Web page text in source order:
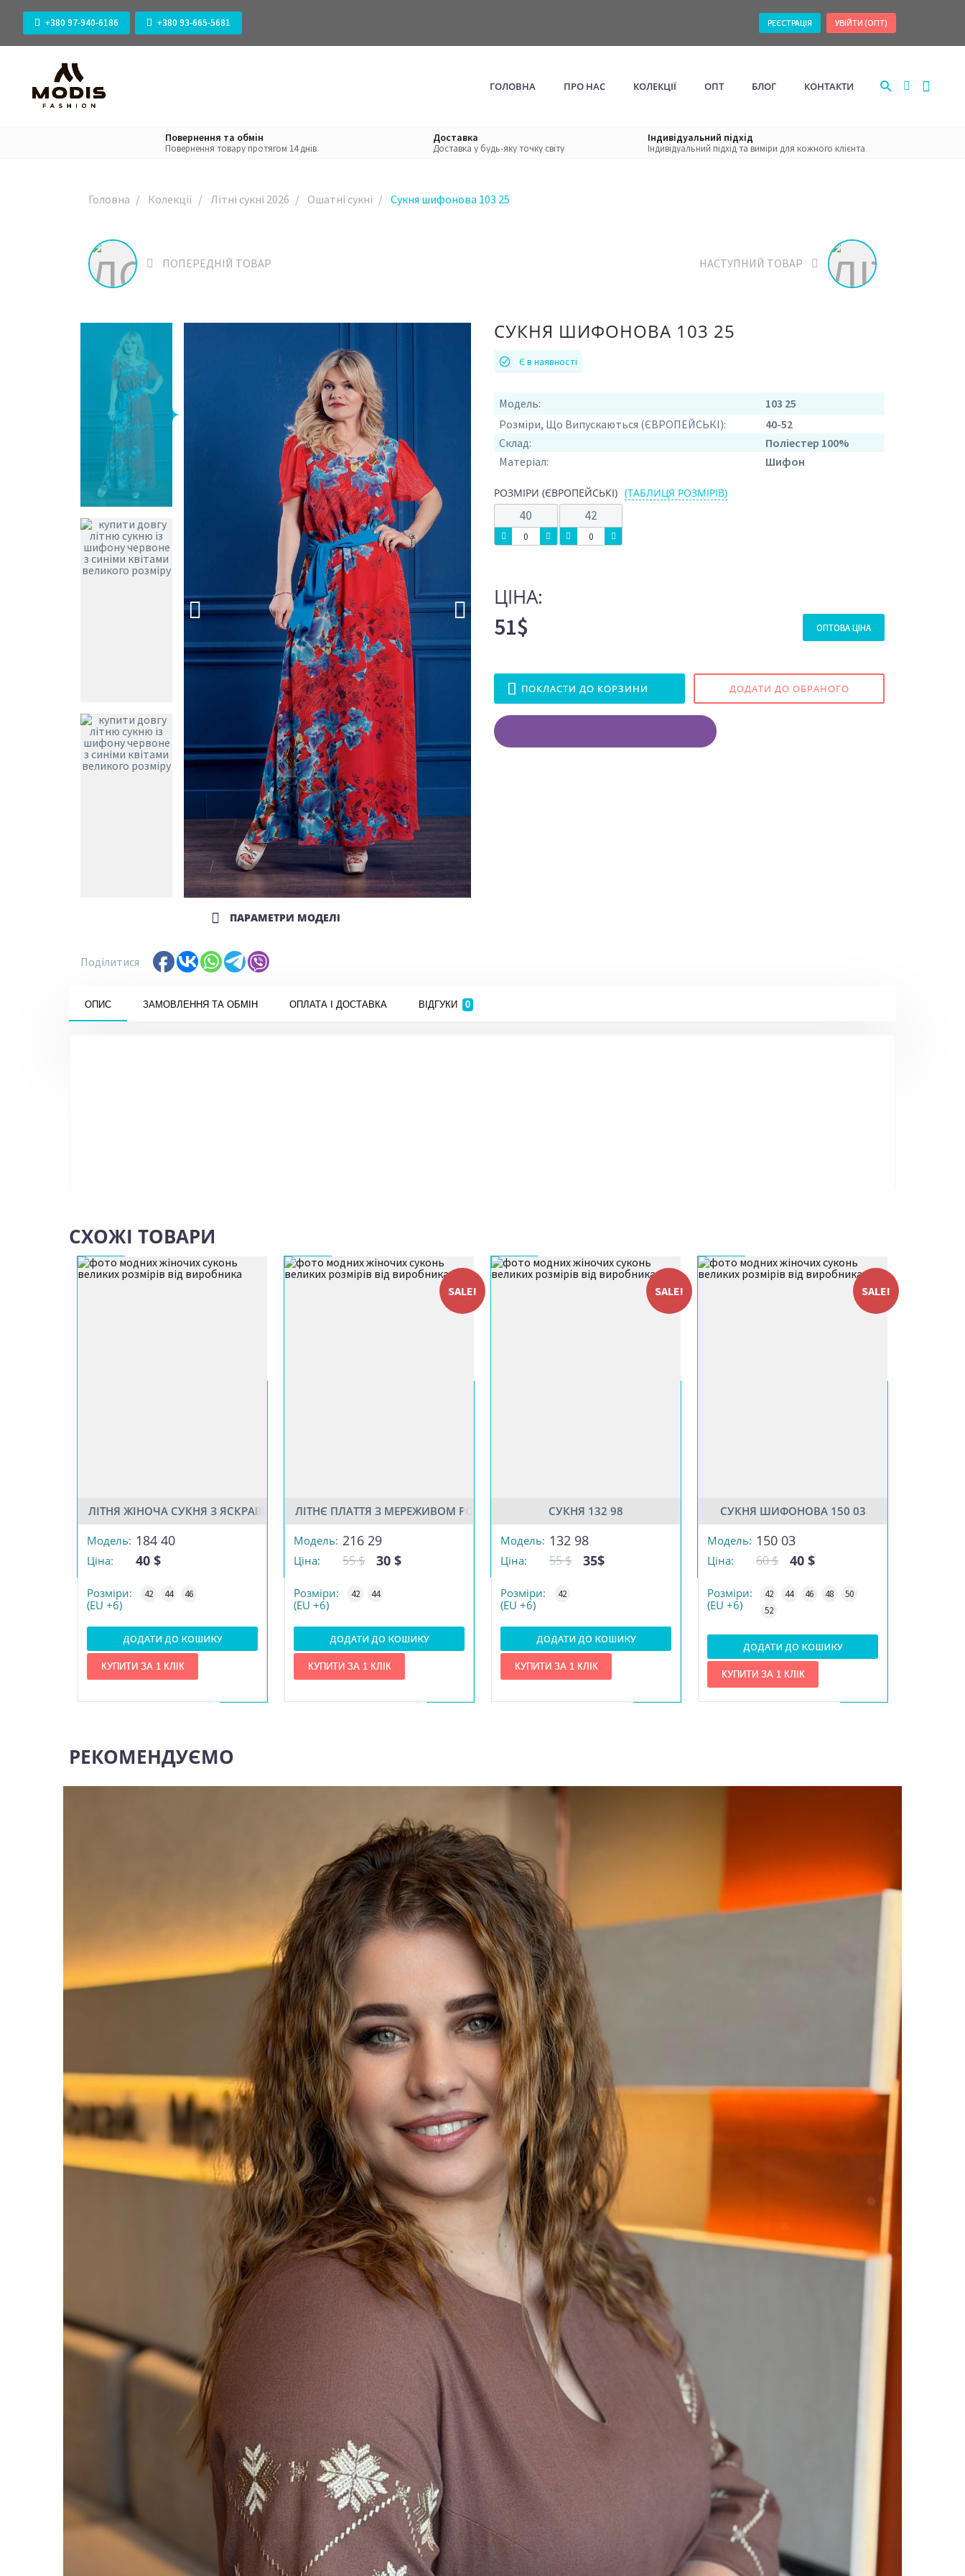
+380 97-940-6186 +380 93-665-5681 РЕЄСТРАЦІЯ УВІЙТИ (ОПТ)
ГОЛОВНА ПРО НАС КОЛЕКЦІЇ
НОВИНКИ
КОЛЕКЦІЯ ЛЬОН З ВИШИВКОЮ
Льняні костюми з вишивкою
ЛІТНЯ КОЛЕКЦІЯ 2026
ОПТ БЛОГ
Новини
КОНТАКТИ
Повернення та обмін
Повернення товару протягом 14 днів
Доставка
Доставка у будь-яку точку світу
Індивідуальний підхід
Індивідуальний підхід та виміри для кожного клієнта
Головна Колекції Літні сукні 2026 Ошатні сукні Сукня шифонова 103 25
ПАРАМЕТРИ МОДЕЛІ
РОЗМІР
42
ЗРОСТАННЯ170
Поділитися
ПОПЕРЕДНІЙ ТОВАР НАСТУПНИЙ ТОВАР
СУКНЯ ШИФОНОВА 103 25
Є в наявності
Модель:
103 25
Розміри, Що Випускаються (ЄВРОПЕЙСЬКІ):
40-52
Склад:
Поліестер 100%
Матеріал:
Шифон
РОЗМІРИ (ЄВРОПЕЙСЬКІ) (ТАБЛИЦЯ РОЗМІРІВ)
Розмір
Ціна:51$
40 42
ЦІНА:
51$ ОПТОВА ЦІНА
ПОКЛАСТИ ДО КОРЗИНИ ДОДАТИ ДО ОБРАНОГО
ОПИС ЗАМОВЛЕННЯ ТА ОБМІН ОПЛАТА І ДОСТАВКА ВІДГУКИ 0
СХОЖІ ТОВАРИ
ЛІТНЯ ЖІНОЧА СУКНЯ З ЯСКРАВИМ МАЛЮНКОМ
Модель: 184 40
Ціна: 40 $
Розміри:
(EU +6)
42 44 46
ДОДАТИ ДО КОШИКУ
КІЛЬКІСТЬ
SALE!
ЛІТНЄ ПЛАТТЯ З МЕРЕЖИВОМ РОЖЕВОГО КОЛЬОРУ
Модель: 216 29
Ціна: 55 $ 30 $
Розміри:
(EU +6)
42 44
ДОДАТИ ДО КОШИКУ
КІЛЬКІСТЬ
SALE!
СУКНЯ 132 98
Модель: 132 98
Ціна: 55 $ 35$
Розміри:
(EU +6)
42
ДОДАТИ ДО КОШИКУ
КІЛЬКІСТЬ
SALE!
СУКНЯ ШИФОНОВА 150 03
Модель: 150 03
Ціна: 60 $ 40 $
Розміри:
(EU +6)
42 44 46 48
50
52
ДОДАТИ ДО КОШИКУ
РОЗМІР
РЕКОМЕНДУЄМО